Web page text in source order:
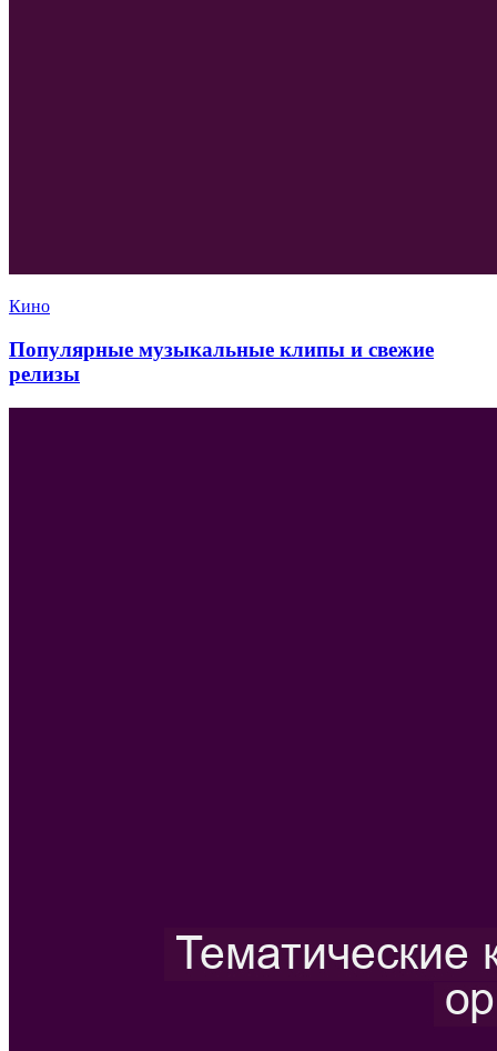
Кино
Популярные музыкальные клипы и свежие
релизы